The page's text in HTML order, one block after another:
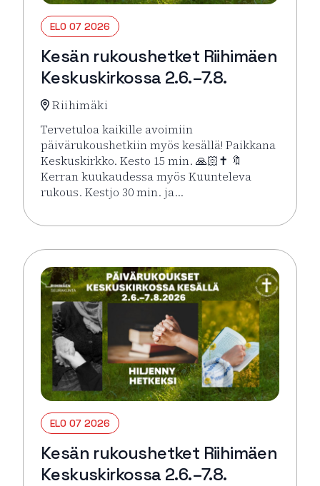
ELO 07 2026
Kesän rukoushetket Riihimäen
Keskuskirkossa 2.6.–7.8.
Riihimäki
Tervetuloa kaikille avoimiin
päivärukoushetkiin myös kesällä! Paikkana
Keskuskirkko. Kesto 15 min. 🙏🏻✝️ 🔖
Kerran kuukaudessa myös Kuunteleva
rukous. Kestjo 30 min. ja…
Lue lisää tapahtumasta Kesän rukoushetket
ELO 07 2026
Kesän rukoushetket Riihimäen
Keskuskirkossa 2.6.–7.8.